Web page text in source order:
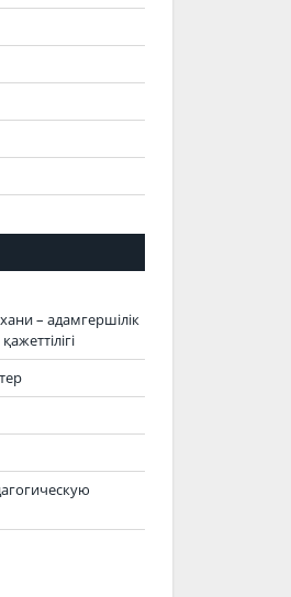
– адамгершілік